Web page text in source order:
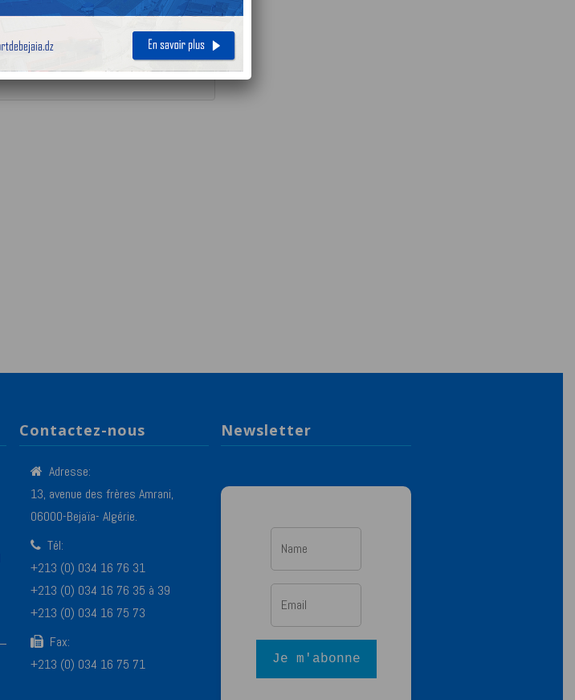
Contactez-nous
Adresse:
13, avenue des frères Amrani,
06000-Bejaïa- Algérie.
Tél:
+213 (0) 034 16 76 31
+213 (0) 034 16 76 35 à 39
+213 (0) 034 16 75 73
Fax:
+213 (0) 034 16 75 71
Newsletter
Je m'abonne